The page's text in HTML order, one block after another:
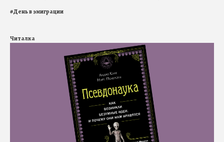
#День в эмиграции
Читалка